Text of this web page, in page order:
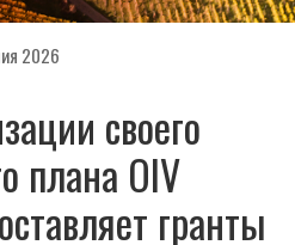
2026
своего
плана OIV
гранты